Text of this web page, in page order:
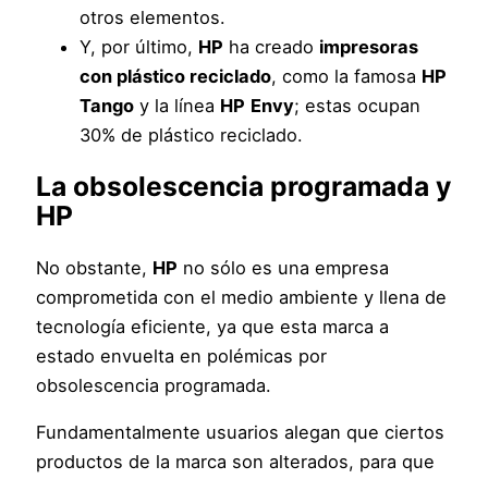
otros elementos.
Y, por último, HP ha creado impresoras
con plástico reciclado, como la famosa HP
Tango y la línea HP Envy; estas ocupan
30% de plástico reciclado.
La obsolescencia programada y
HP
No obstante, HP no sólo es una empresa
comprometida con el medio ambiente y llena de
tecnología eficiente, ya que esta marca a
estado envuelta en polémicas por
obsolescencia programada.
Fundamentalmente usuarios alegan que ciertos
productos de la marca son alterados, para que